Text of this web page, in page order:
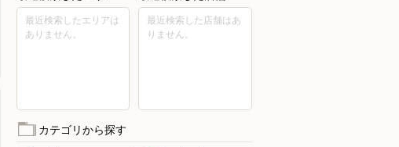
最近検索したエリアは
ありません。
最近検索した店舗はあ
りません。
カテゴリから探す